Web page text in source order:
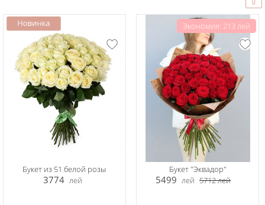
Букет из 51 белой розы
3774 лей
Экономия: 213 лей
Букет "Эквадор"
5499 лей 5712лей